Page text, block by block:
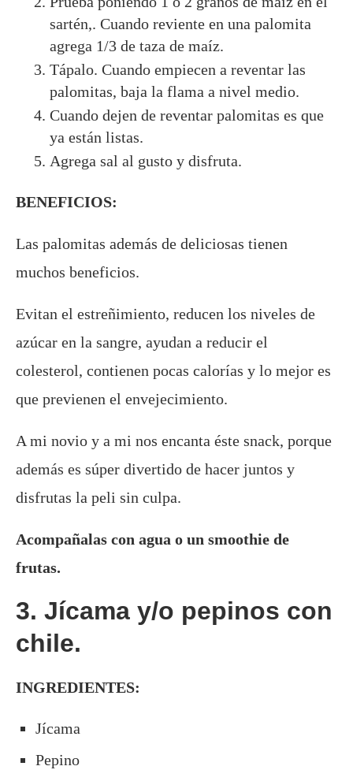
sartén,. Cuando reviente en una palomita
agrega 1/3 de taza de maíz.
Tápalo. Cuando empiecen a reventar las
palomitas, baja la flama a nivel medio.
Cuando dejen de reventar palomitas es que
ya están listas.
Agrega sal al gusto y disfruta.
BENEFICIOS:
Las palomitas además de deliciosas tienen
muchos beneficios.
Evitan el estreñimiento, reducen los niveles de
azúcar en la sangre, ayudan a reducir el
colesterol, contienen pocas calorías y lo mejor es
que previenen el envejecimiento.
A mi novio y a mi nos encanta éste snack, porque
además es súper divertido de hacer juntos y
disfrutas la peli sin culpa.
Acompañalas con agua o un smoothie de
frutas.
3. Jícama y/o pepinos con
chile.
INGREDIENTES:
Jícama
Pepino